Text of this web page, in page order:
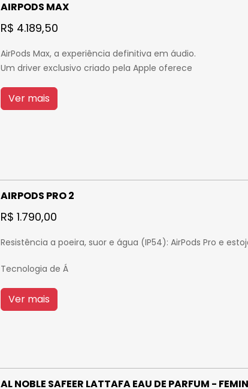
AIRPODS MAX
R$ 4.189,50
AirPods Max, a experiência definitiva em áudio.
Um driver exclusivo criado pela Apple oferece
Ver mais
AIRPODS PRO 2
R$ 1.790,00
Resistência a poeira, suor e água (IP54): AirPods Pro e
Tecnologia de Á
Ver mais
AL NOBLE SAFEER LATTAFA EAU DE PARFUM -